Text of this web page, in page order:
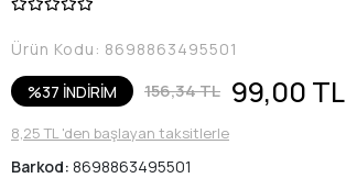
Ürün Kodu: 8698863495501
%37 İNDİRİM 156,34 TL 99,00 TL
8,25 TL 'den başlayan taksitlerle
Barkod: 8698863495501